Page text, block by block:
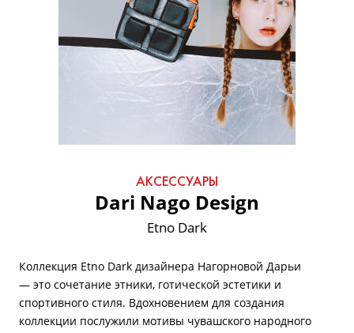
АКСЕССУАРЫ
Dari Nago Design
Etno Dark
Коллекция Etno Dark дизайнера Нагорновой Дарьи
— это сочетание этники, готической эстетики и
спортивного стиля. Вдохновением для создания
коллекции послужили мотивы чувашского народного